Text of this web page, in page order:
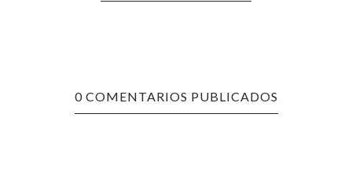
0 COMENTARIOS PUBLICADOS